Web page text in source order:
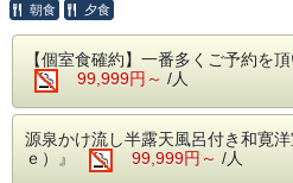
宿にご到着後、
料でご利用いただ
食前酒 梅の香り
前 菜 季節の酒
向 付 日本海の
焚合せ 海鮮冷や
焼 物 サーモン
ョアップいたし
なかなか召し上が
ご賞味ください♪
■ご夕食 ～日本
朝食 夕食
【個室食確約】一番多くご予約を
99,999円～ /人
源泉かけ流し半露天風呂付き和寛
ｅ）』
99,999円～ /人